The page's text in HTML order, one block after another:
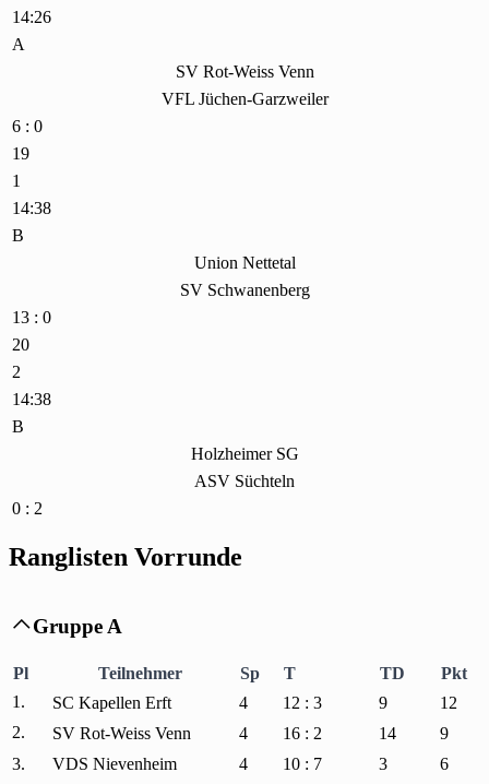
14:26
A
SV Rot-Weiss Venn
VFL Jüchen-Garzweiler
6 : 0
19
1
14:38
B
Union Nettetal
SV Schwanenberg
13 : 0
20
2
14:38
B
Holzheimer SG
ASV Süchteln
0 : 2
Ranglisten Vorrunde
 Gruppe A
Pl Teilnehmer Sp T TD
Pkt
1.
SC Kapellen Erft 4 12 : 3 9
12
2.
SV Rot-Weiss Venn 4 16 : 2 14
9
3.
VDS Nievenheim 4 10 : 7 3
6